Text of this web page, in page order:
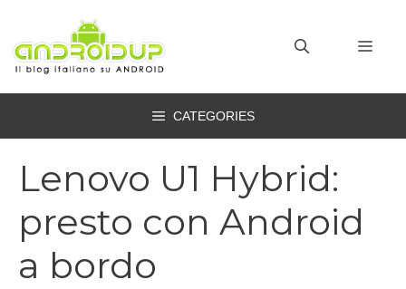
contenuto
CATEGORIES
Lenovo U1 Hybrid:
presto con Android
a bordo